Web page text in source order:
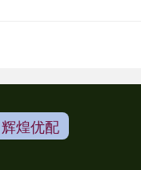
辉煌优配